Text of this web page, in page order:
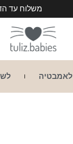
משלוח עד
לאמבטיה